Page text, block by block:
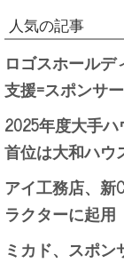
人気の記事
ロゴスホール
支援=スポンサ
2025年度大手
首位は大和ハウ
アイ工務店、新
ラクターに起用
ミカド、スポ